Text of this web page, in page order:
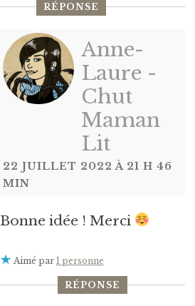
RÉPONSE
Anne-
Laure -
Chut
Maman
Lit
22 JUILLET 2022 À 21 H 46
MIN
Bonne idée ! Merci
Aimé par 1 personne
RÉPONSE